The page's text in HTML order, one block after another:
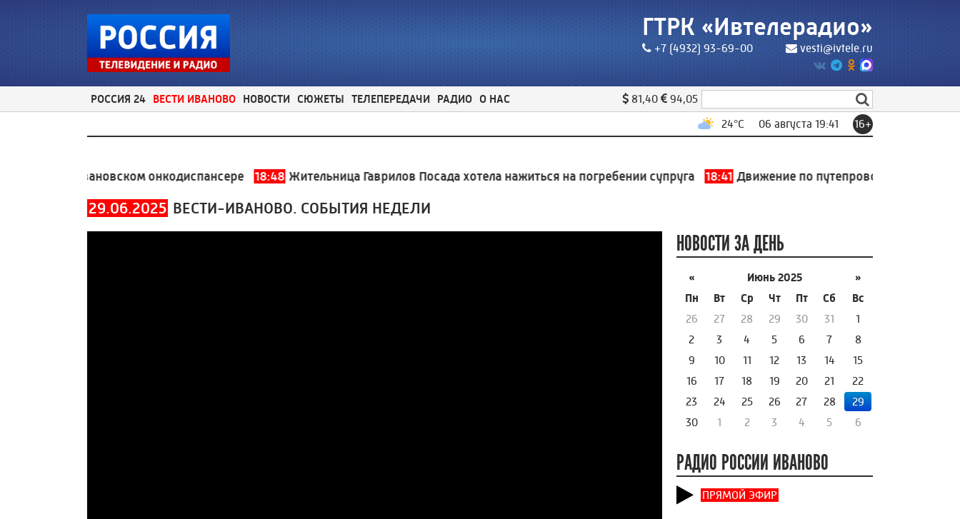
ГТРК «Ивтелерадио»
+7 (4932) 93-69-00 vesti@ivtele.ru
РОССИЯ 24 ВЕСТИ ИВАНОВО НОВОСТИ СЮЖЕТЫ ТЕЛЕПЕРЕДАЧИ РАДИО О НАС 81,40
94,05
24°C 06 августа 19:41 16+
в Ивановском онкодиспансере 18:48 Жительница Гаврилов Посада хотела нажиться на погребении супруга 18:41 Движение по путепроводу на въезде в
29.06.2025 ВЕСТИ-ИВАНОВО. СОБЫТИЯ НЕДЕЛИ
НОВОСТИ ЗА ДЕНЬ
« Июнь 2025
»
Пн
Вт Ср Чт Пт Сб
Вс
26
27 28 29 30 31
1
2
3 4 5 6 7
8
9
10 11 12 13 14
15
16
17 18 19 20 21
22
23
24 25 26 27 28
29
30
1 2 3 4 5 6
РАДИО РОССИИ ИВАНОВО
ПРЯМОЙ ЭФИР